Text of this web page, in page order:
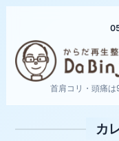
首肩コリ・頭痛
カ